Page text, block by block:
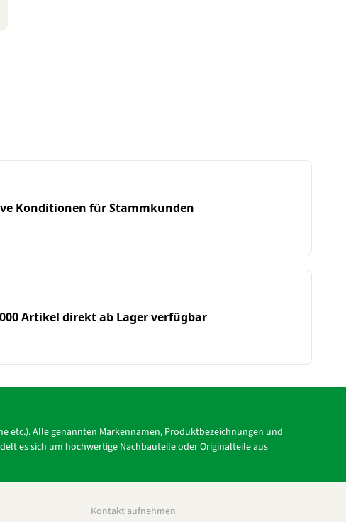
Konditionen für Stammkunden
Artikel direkt ab Lager verfügbar
etc.). Alle genannten Markennamen, Produktbezeichnungen und
es sich um hochwertige Nachbauteile oder Originalteile aus
Kontakt aufnehmen